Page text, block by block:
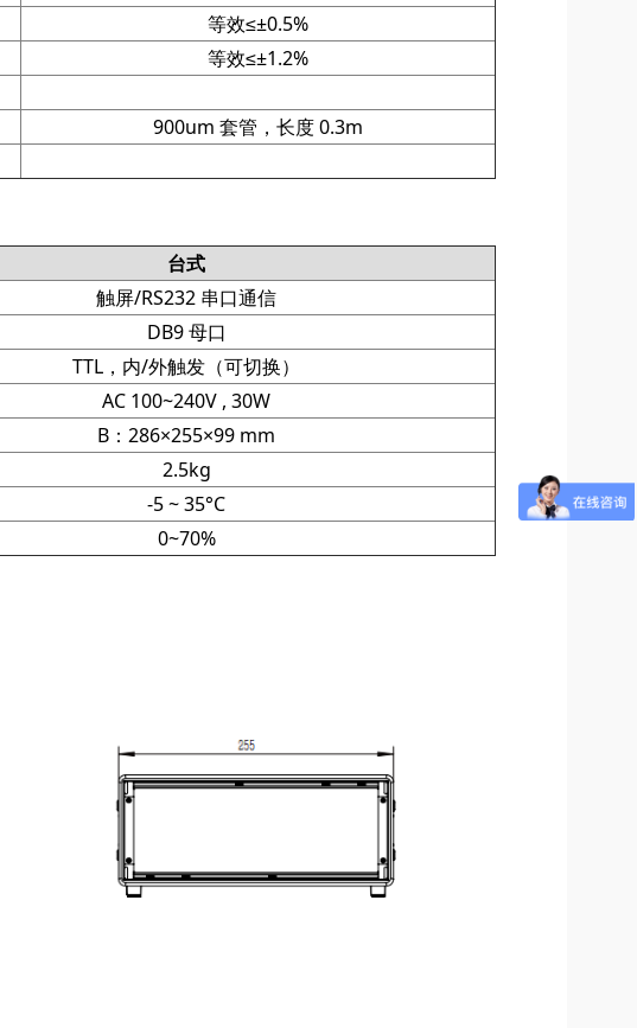
等效≤±0.5%
等效≤±1.2%
900um 套管，长度 0.3m
台式
触屏/RS232 串口通信
DB9 母口
TTL，内/外触发（可切换）
AC 100~240V , 30W
B：286×255×99 mm
2.5kg
-5 ~ 35°C
0~70%